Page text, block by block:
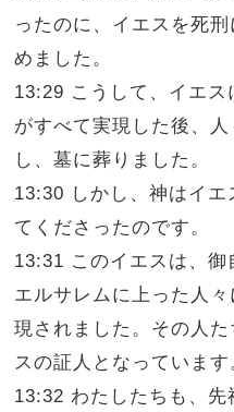
ったのに、イエスを死
めました。
13:29 こうして、イエス
がすべて実現した後、
し、墓に葬りました。
13:30 しかし、神はイ
てくださったのです。
13:31 このイエスは、御
エルサレムに上った人
現されました。その人
スの証人となっています
13:32 わたしたちも、先